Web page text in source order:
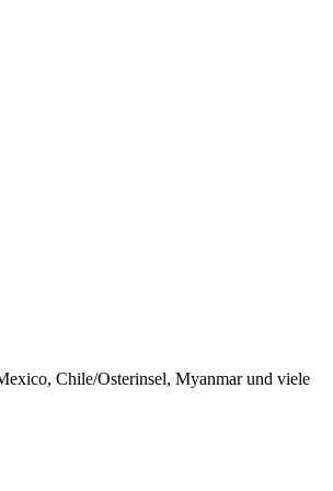
Chile/Osterinsel, Myanmar und viele